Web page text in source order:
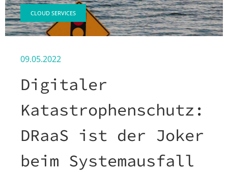
CLOUD SERVICES
09.05.2022
Digitaler
Katastrophenschutz:
DRaaS ist der Joker
beim Systemausfall